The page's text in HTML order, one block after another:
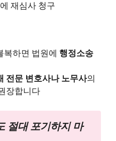
재심사 청구
복하면 법원에 행정소송
전문 변호사나 노무사의
장합니다
절대 포기하지 마